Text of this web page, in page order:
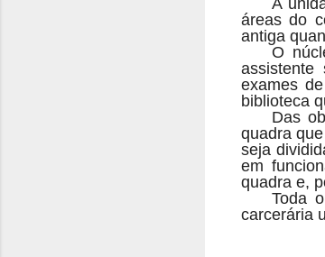
áreas do
antiga
O
assistente
exames
biblioteca
Das
quadra
seja
em
quadra e,
Toda
carcerária